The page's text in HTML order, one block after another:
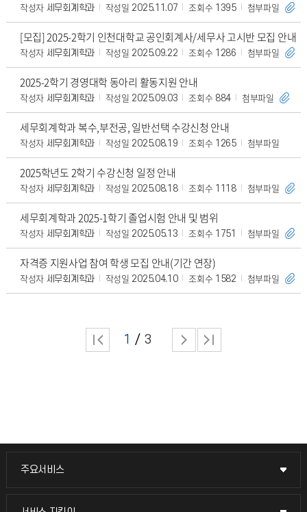
작성자 세무회계학과 작성일 2025.11.07 조회수 1395 첨부파일
[모집] 2025-2학기 인천대학교 공인회계사/세무사 고시반 모집 안내
작성자 세무회계학과 작성일 2025.09.22 조회수 1286 첨부파일
2025-2학기 경영대학 동아리 활동지원 안내
작성자 세무회계학과 작성일 2025.09.03 조회수 884 첨부파일
세무회계학과 복수,부전공, 일반선택 수강신청 안내
작성자 세무회계학과 작성일 2025.08.19 조회수 1265 첨부파일
2025학년도 2학기 수강신청 일정 안내
작성자 세무회계학과 작성일 2025.08.18 조회수 1118 첨부파일
세무회계학과 2025-1학기 졸업시험 안내 및 범위
작성자 세무회계학과 작성일 2025.05.13 조회수 1751 첨부파일
자격증 지원사업 참여 학생 모집 안내(기간 연장)
작성자 세무회계학과 작성일 2025.04.10 조회수 1582 첨부파일
1 3
주요서비스
주요서비스
교무회의방송